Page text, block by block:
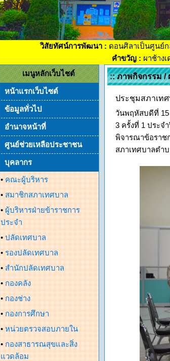
วิสัยทัศน์การพัฒนา : ดอนศิลาเป็นศูนย์
คำขวัญ : ผาช้าง
เมนูหลักเว็บไชต์
หน้าแรกเว็บไซต์
ข้อมูลทั่วไป
อำนาจหน้าที่
ศูนย์ช่วยเหลือประชาชน
บุคลากร
• คณะผู้บริหาร
• สมาชิกสภาเทศบาล
• ผู้บริหารฝ่ายข้าราชการ
ประจำ
• ปลัดเทศบาล
• รองปลัดเทศบาล
• สำนักปลัดเทศบาล
• กองคลัง
• กองช่าง
• กองการศึกษา
• หน่วยตรวจสอบภายใน
• กองสาธารณสุขและสิ่ง
แวดล้อม
:: ภาพกิจกรรม /
ประชุมสภาเท
วันพฤหัสบดีที่
3 ครั้งที่ 1 ประจ
พิจารณาข้อราช
สภาเทศบาลตำ